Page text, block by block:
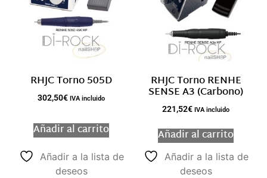
RHJC Torno 505D
302,50€ IVA incluido
Añadir al carrito
Añadir a la lista de
deseos
RHJC Torno RENHE
SENSE A3 (Carbono)
221,52€ IVA incluido
Añadir al carrito
Añadir a la lista de
deseos